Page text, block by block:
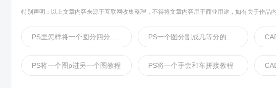
特别声明：以上文章内容来源于互联网收集整理，不得将文章内容用于商业用途，如有关于作品
PS将一个图p进另一个图教程 PS将一个手套和车拼接教程